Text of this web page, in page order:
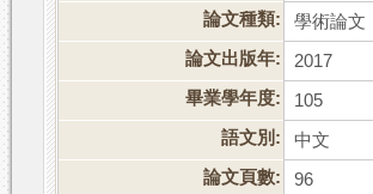
論文種類:
學術論文
論文出版年:
2017
畢業學年度:
105
語文別:
中文
論文頁數:
96